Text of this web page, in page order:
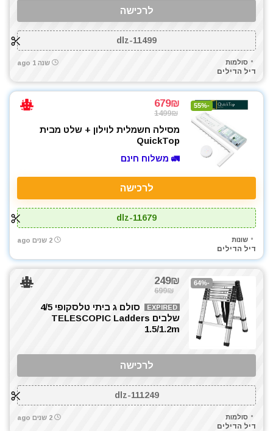
לרכישה
dlz-11499
סולמות
דיל הדילים
שנה 1 ago
-55%
679₪
1499₪
מסילה חשמלית לוילון + שלט מבית
QuickTop
🚛 משלוח חינם
לרכישה
dlz-11679
שונות
דיל הדילים
2 שנים ago
-64%
249₪
699₪
EXPIRED
סולם ג ביתי טלסקופי 4/5
שלבים TELESCOPIC Ladders
1.5/1.2m
לרכישה
dlz-111249
סולמות
דיל הדילים
2 שנים ago